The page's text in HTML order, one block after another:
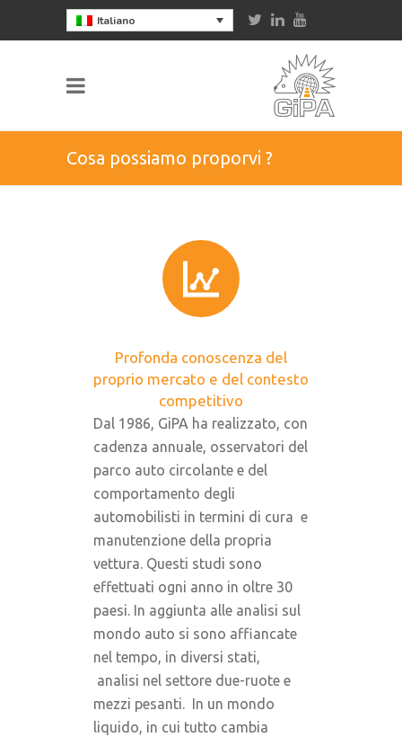
Italiano
Cosa possiamo proporvi ?
Profonda conoscenza del
proprio mercato e del contesto
competitivo
Dal 1986, GiPA ha realizzato, con
cadenza annuale, osservatori del
parco auto circolante e del
comportamento degli
automobilisti in termini di cura e
manutenzione della propria
vettura. Questi studi sono
effettuati ogni anno in oltre 30
paesi. In aggiunta alle analisi sul
mondo auto si sono affiancate
nel tempo, in diversi stati,
analisi nel settore due-ruote e
mezzi pesanti. In un mondo
liquido, in cui tutto cambia